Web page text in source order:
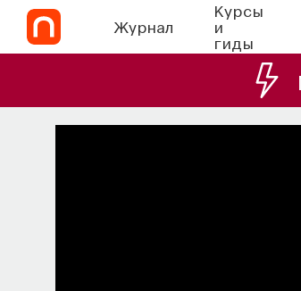
Журнал
Курсы
и
гиды